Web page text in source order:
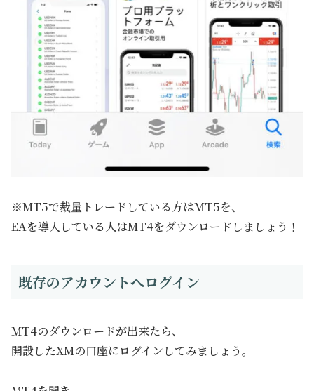
※MT5で裁量トレードしている方はMT5を、
EAを導入している人はMT4をダウンロードしましょう！
既存のアカウントへログイン
MT4のダウンロードが出来たら、
開設したXMの口座にログインしてみましょう。